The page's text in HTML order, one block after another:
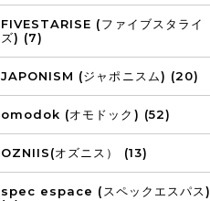
FIVESTARISE (ファイブスタライ
ズ) (7)
JAPONISM (ジャポニスム) (20)
omodok (オモドック) (52)
OZNIIS(オズニス） (13)
spec espace (スペックエスパス)